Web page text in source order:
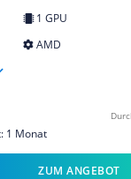
1 GPU
AMD
1 Monat
ZUM ANGEBOT